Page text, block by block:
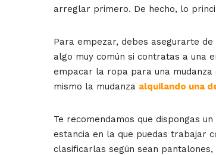
arreglar primero. De hecho, lo
Para empezar, debes asegurarte
algo muy común si contratas a una
empacar la ropa para una
mismo la mudanza alquilando una
Te recomendamos que dispongas
estancia en la que puedas trabajar
clasificarlas según sean